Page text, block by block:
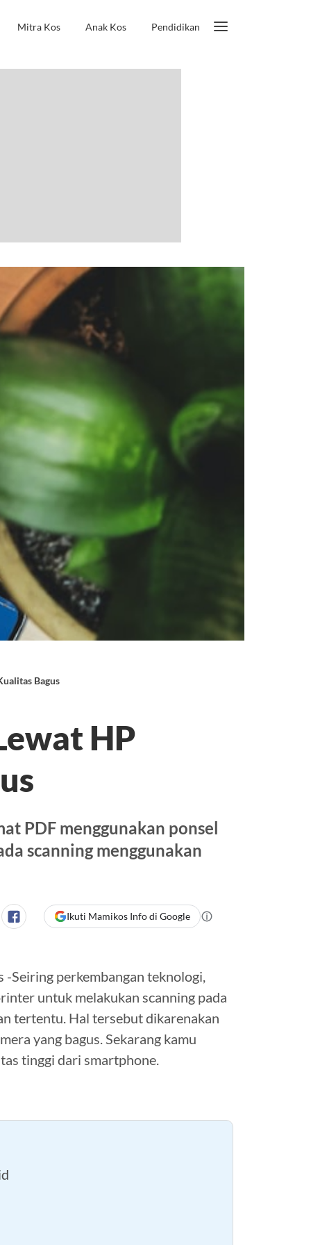
Mitra Kos Anak Kos Pendidikan
Bagus
HP
PDF menggunakan ponsel
scanning menggunakan
Ikuti Mamikos Info di Google
Seiring perkembangan teknologi,
untuk melakukan scanning pada
tertentu. Hal tersebut dikarenakan
yang bagus. Sekarang kamu
tinggi dari smartphone.